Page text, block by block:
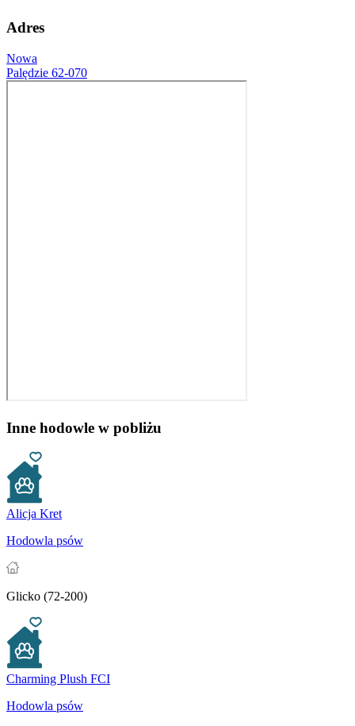
Adres
Nowa
Palędzie 62-070
Inne hodowle w pobliżu
Alicja Kret
Hodowla psów
Glicko (72-200)
Charming Plush FCI
Hodowla psów